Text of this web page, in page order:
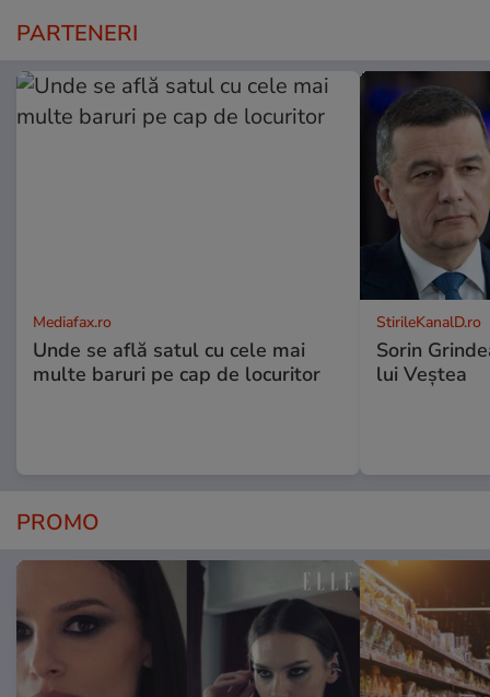
PARTENERI
Mediafax.ro
Unde se află satul cu cele mai
multe baruri pe cap de locuritor
StirileKanalD.ro
Sorin
lui Veștea
PROMO